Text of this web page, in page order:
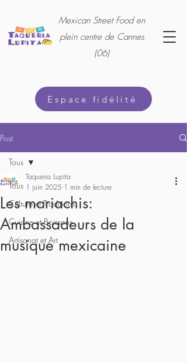
Mexican Street Food en
plein centre de Cannes
(06)
Espace fidélité
Post
Tous
Culture et Traditions
Cuisine et Boissons
Artisanat et Art
Tous
Les mariachis:
Ambassadeurs de la
musique mexicaine
Taqueria Lupita
1 juin 2025 1 min de lecture